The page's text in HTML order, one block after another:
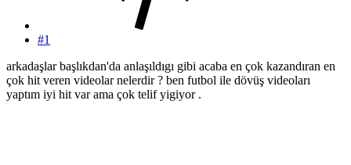
#1
arkadaşlar başlıkdan'da anlaşıldıgı gibi acaba en çok kazandıran en
çok hit veren videolar nelerdir ? ben futbol ile dövüş videoları
yaptım iyi hit var ama çok telif yigiyor .